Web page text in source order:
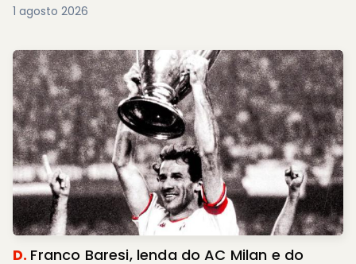
1 agosto 2026
D. Franco Baresi, lenda do AC Milan e do